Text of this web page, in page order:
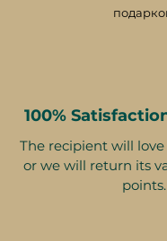
100%
The recipient will
or we will return its
points.